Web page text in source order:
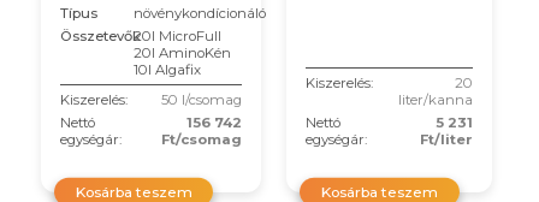
Típus
növénykondícionáló
Összetevők20l MicroFull
20l AminoKén
10l Algafix
Kiszerelés:
50 l/csomag
Nettó
egységár:
156 742
Ft/csomag
Kosárba teszem
Kiszerelés:
20
liter/kanna
Nettó
egységár:
5 231
Ft/liter
Kosárba teszem